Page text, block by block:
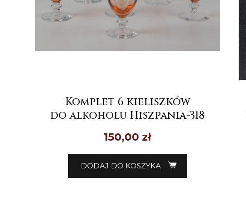
Komplet 6 kieliszków
do alkoholu Hiszpania-318
150,00 zł
DODAJ DO KOSZYKA